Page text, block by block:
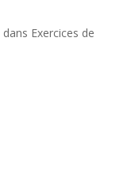
dans Exercices de